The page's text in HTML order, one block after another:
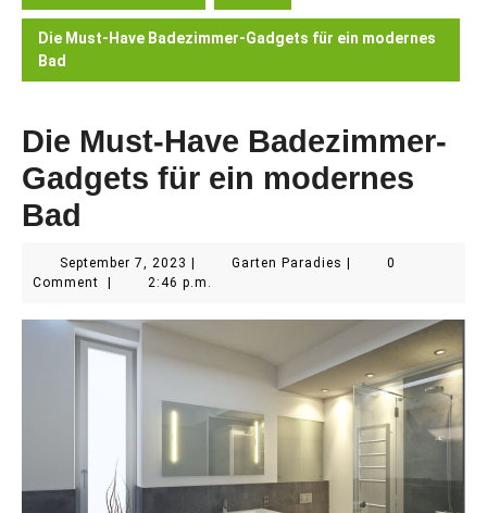
Die Must-Have Badezimmer-Gadgets für ein modernes
Bad
Die Must-Have Badezimmer-
Gadgets für ein modernes
Bad
September 7, 2023 September
7,
Garten Paradies Garten 0
Comment
2:46 p.m.